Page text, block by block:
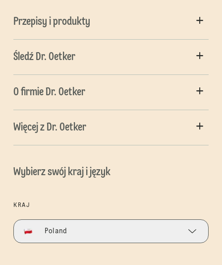
Przepisy i produkty
Śledź Dr. Oetker
O firmie Dr. Oetker
Więcej z Dr. Oetker
Wybierz swój kraj i język
KRAJ
Poland